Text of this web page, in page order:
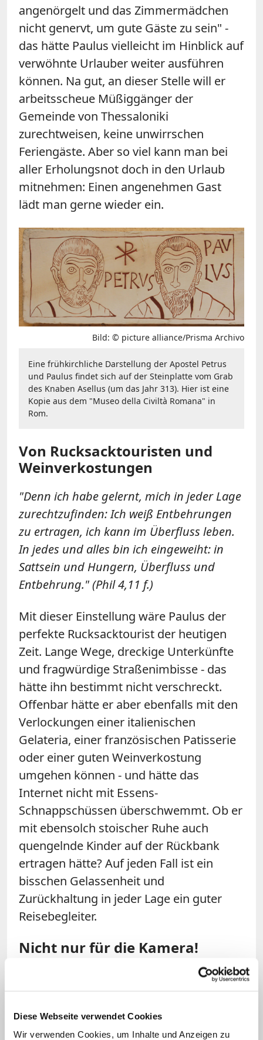
Diese Webseite verwendet Cookies
Wir verwenden Cookies, um Inhalte und Anzeigen zu
angenörgelt und das Zimmermädchen
nicht genervt, um gute Gäste zu sein" -
das hätte Paulus vielleicht im Hinblick auf
verwöhnte Urlauber weiter ausführen
können. Na gut, an dieser Stelle will er
arbeitsscheue Müßiggänger der
Gemeinde von Thessaloniki
zurechtweisen, keine unwirrschen
Feriengäste. Aber so viel kann man bei
aller Erholungsnot doch in den Urlaub
mitnehmen: Einen angenehmen Gast
lädt man gerne wieder ein.
Bild: © picture alliance/Prisma Archivo
Eine frühkirchliche Darstellung der Apostel Petrus
und Paulus findet sich auf der Steinplatte vom Grab
des Knaben Asellus (um das Jahr 313). Hier ist eine
Kopie aus dem "Museo della Civiltà Romana" in
Rom.
Von Rucksacktouristen und
Weinverkostungen
"Denn ich habe gelernt, mich in jeder Lage
zurechtzufinden: Ich weiß Entbehrungen
zu ertragen, ich kann im Überfluss leben.
In jedes und alles bin ich eingeweiht: in
Sattsein und Hungern, Überfluss und
Entbehrung." (Phil 4,11 f.)
Mit dieser Einstellung wäre Paulus der
perfekte Rucksacktourist der heutigen
Zeit. Lange Wege, dreckige Unterkünfte
und fragwürdige Straßenimbisse - das
hätte ihn bestimmt nicht verschreckt.
Offenbar hätte er aber ebenfalls mit den
Verlockungen einer italienischen
Gelateria, einer französischen Patisserie
oder einer guten Weinverkostung
umgehen können - und hätte das
Internet nicht mit Essens-
Schnappschüssen überschwemmt. Ob er
mit ebensolch stoischer Ruhe auch
quengelnde Kinder auf der Rückbank
ertragen hätte? Auf jeden Fall ist ein
bisschen Gelassenheit und
Zurückhaltung in jeder Lage ein guter
Reisebegleiter.
Nicht nur für die Kamera!
"Ich möchte euch diesmal nicht nur auf
bei euch bleiben zu können, wenn der Herr
es zulässt." (1 Kor 16,7)